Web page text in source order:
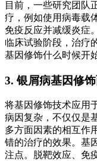
目前，一些研究团队
疗，例如使用病毒载
免疫反应并减缓炎症
临床试验阶段，治疗
基因修饰什么时候开
3. 银屑病基因修
将基因修饰技术应用
病因复杂，不仅仅是
多方面因素的相互作
错的治疗的效果。基
注点。脱靶效应、免